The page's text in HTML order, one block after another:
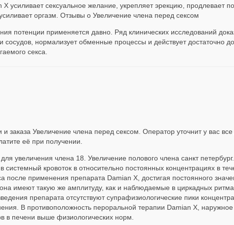
усиливает сексуальное желание, укрепляет эрекцию, продлевает
оргазм. Отзывы о Увеличение члена перед сексом
потенции применяется давно. Ряд клинических исследований
сосудов, нормализует обменные процессы и действует достаточно
секса.
заказа Увеличение члена перед сексом. Оператор уточнит у вас
её при получении.
увеличения члена 18. Увеличение полового члена санкт
системный кровоток в относительно постоянных концентрациях в
после применения препарата Damian X, достигая постоянного
имеют такую же амплитуду, как и наблюдаемые в циркадных
препарата отсутствуют супрафизиологические пики
В противоположность пероральной терапии Damian X,
в печени выше физиологических норм.